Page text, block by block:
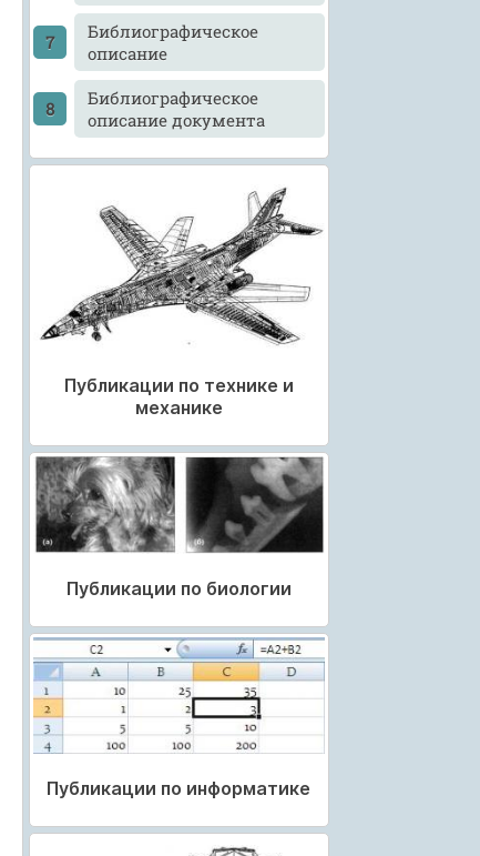
Библиографическое
описание
Библиографическое
описание документа
Публикации по технике и
механике
Публикации по биологии
Публикации по информатике